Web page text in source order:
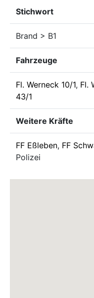
Stichwort
Brand > B1
Fahrzeuge
Fl. Werneck 10/1, Fl.
43/1
Weitere Kräfte
FF Eßleben, FF
Polizei